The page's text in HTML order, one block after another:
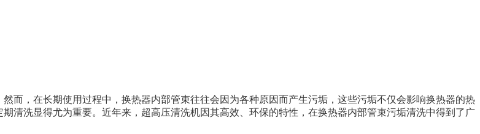
而，在长期使用过程中，换热器内部管束往往会因为各种原因而产生污垢，这些污垢不仅会影响换热器的热
清洗显得尤为重要。近年来，超高压清洗机因其高效、环保的特性，在换热器内部管束污垢清洗中得到了广